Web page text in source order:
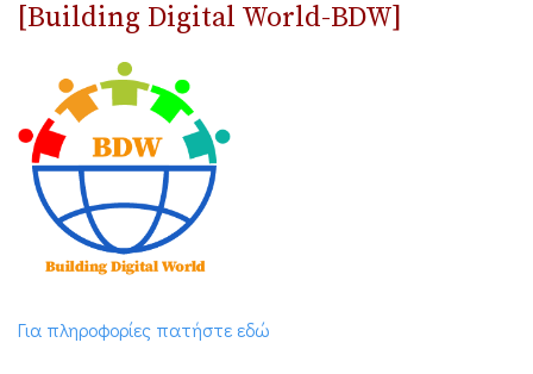
[Building Digital World-BDW]
Για πληροφορίες πατήστε εδώ